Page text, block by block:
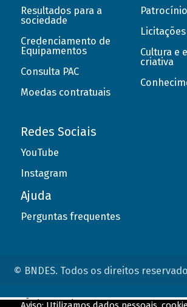
Resultados para a
sociedade
Credenciamento de
Equipamentos
Consulta PAC
Moedas contratuais
Licitações
Cultura e
criativa
Redes Sociais
YouTube
Instagram
Ajuda
Perguntas frequentes
© BNDES. Todos os direitos
ConteÃºdo complementar